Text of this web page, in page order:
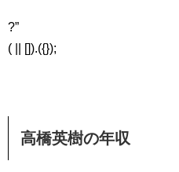
?”
( || []).({});
高橋英樹の年収